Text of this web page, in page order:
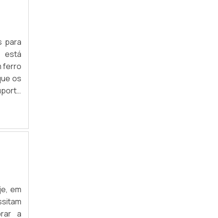
para
está
ferro
os
em
a